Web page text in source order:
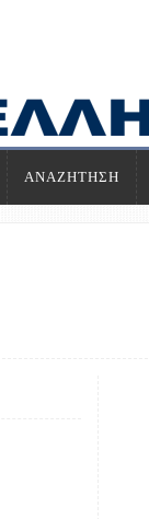
ΑΝΑΖΗΤΗΣΗ